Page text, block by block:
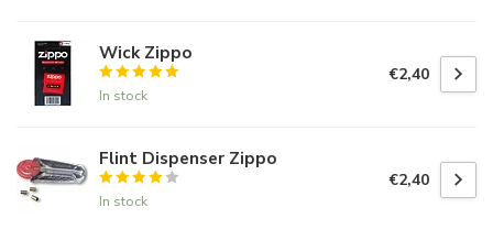
Wick Zippo
In stock
€2,40
Flint Dispenser Zippo
In stock
€2,40